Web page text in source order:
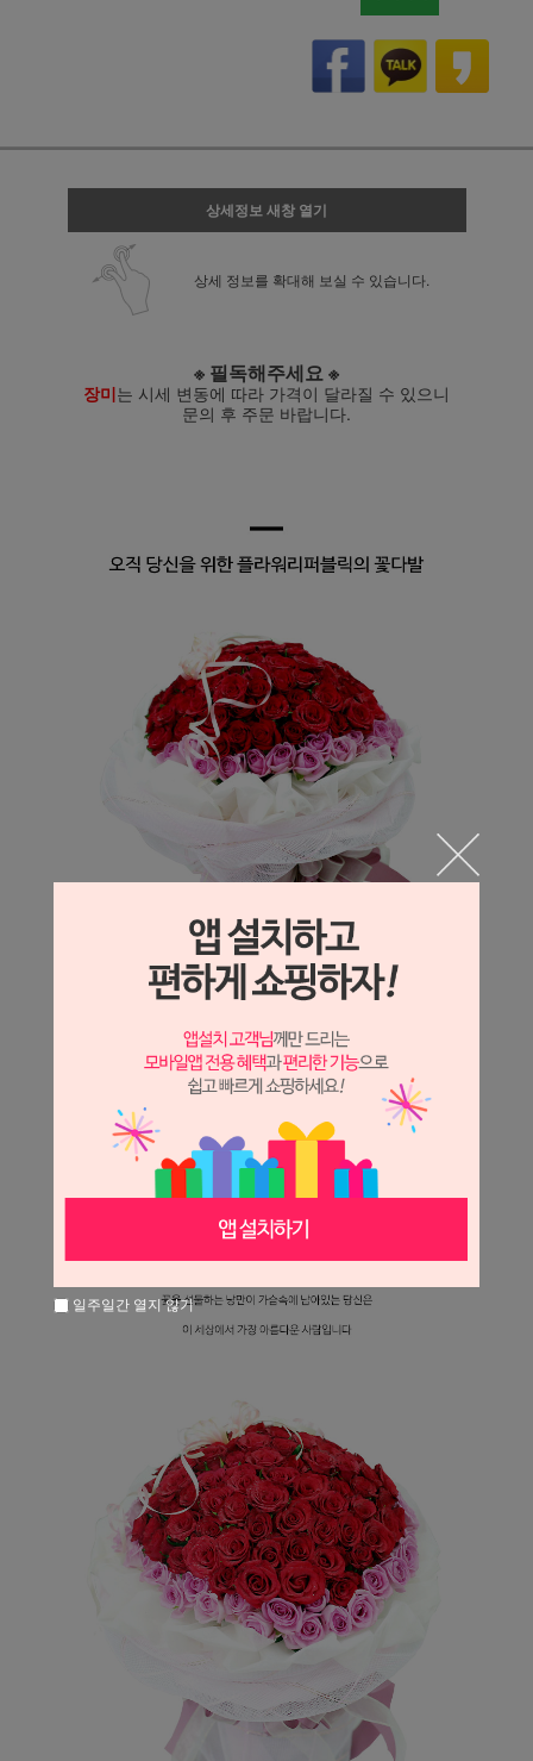
상세정보 새창 열기
상세 정보를 확대해 보실 수 있습니다.
※ 필독해주세요 ※
장미는 시세 변동에 따라 가격이 달라질 수 있으니
문의 후 주문 바랍니다.
일주일간 열지 않기